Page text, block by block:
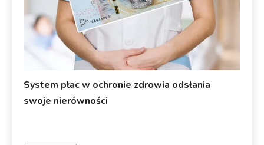
System płac w ochronie zdrowia odsłania
swoje nierówności